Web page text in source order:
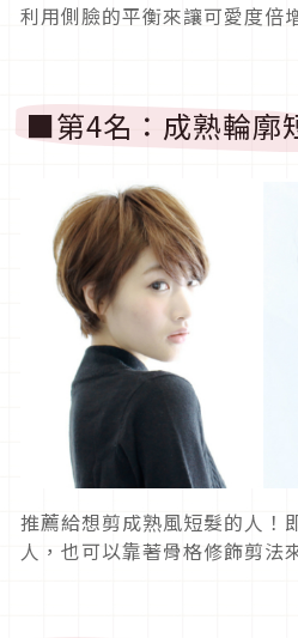
利用側臉的平衡來讓可愛度倍
■第4名：成熟輪廓
推薦給想剪成熟風短髮的人！
人，也可以靠著骨格修飾剪法